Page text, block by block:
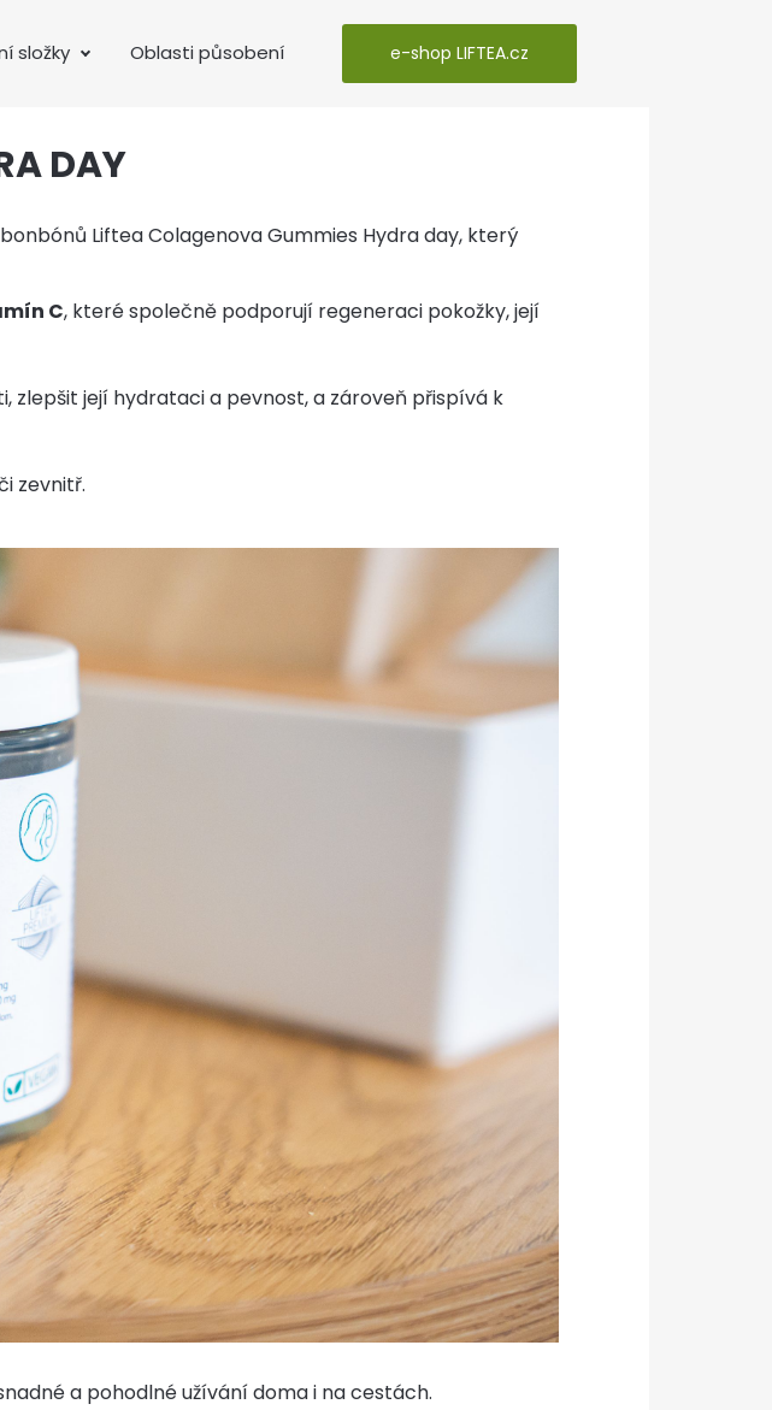
složky Oblasti působení e-shop LIFTEA.cz
DAY
Liftea Colagenova Gummies Hydra day, který
C, které společně podporují regeneraci pokožky, její
zlepšit její hydrataci a pevnost, a zároveň přispívá k
zevnitř.
a pohodlné užívání doma i na cestách.